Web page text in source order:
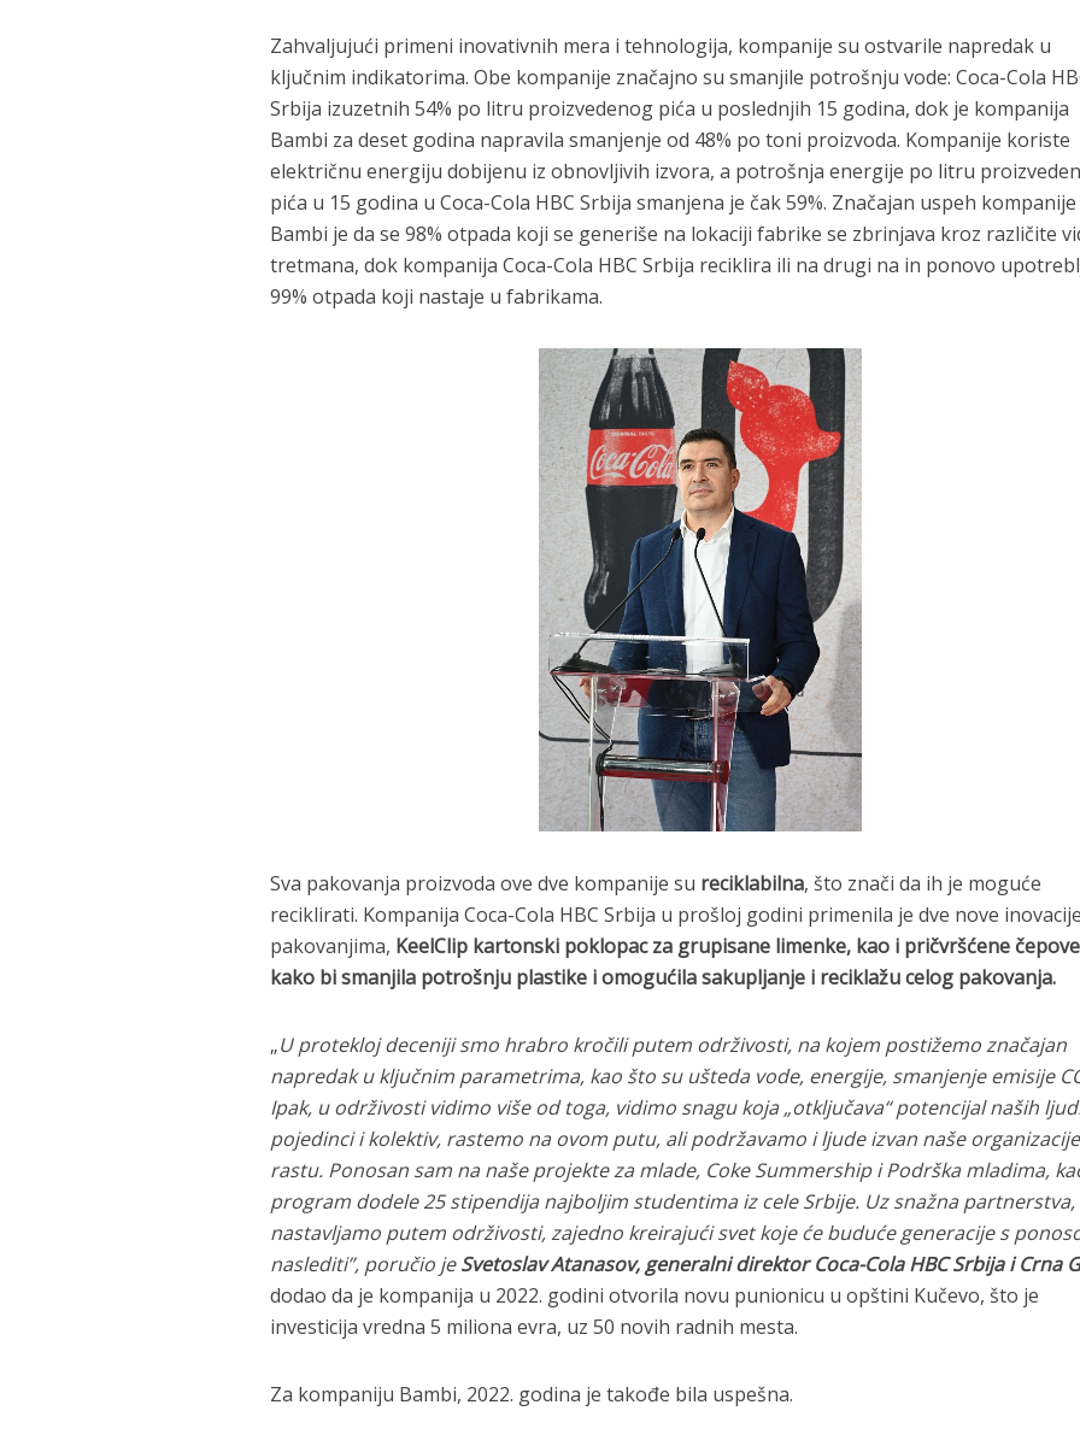
Zahvaljujući primeni inovativnih mera i tehnologija, kompanije su ostvarile napredak u
ključnim indikatorima. Obe kompanije značajno su smanjile potrošnju vode: Coca-Cola
Srbija izuzetnih 54% po litru proizvedenog pića u poslednjih 15 godina, dok je kompanija
Bambi za deset godina napravila smanjenje od 48% po toni proizvoda. Kompanije koriste
električnu energiju dobijenu iz obnovljivih izvora, a potrošnja energije po litru
pića u 15 godina u Coca-Cola HBC Srbija smanjena je čak 59%. Značajan uspeh kompanije
Bambi je da se 98% otpada koji se generiše na lokaciji fabrike se zbrinjava kroz različite
tretmana, dok kompanija Coca-Cola HBC Srbija reciklira ili na drugi na in ponovo
99% otpada koji nastaje u fabrikama.
Sva pakovanja proizvoda ove dve kompanije su reciklabilna, što znači da ih je moguće
reciklirati. Kompanija Coca-Cola HBC Srbija u prošloj godini primenila je dve nove
pakovanjima, KeelClip kartonski poklopac za grupisane limenke, kao i pričvršćene
kako bi smanjila potrošnju plastike i omogućila sakupljanje i reciklažu celog pakovanja.
„U protekloj deceniji smo hrabro kročili putem održivosti, na kojem postižemo značajan
napredak u ključnim parametrima, kao što su ušteda vode, energije, smanjenje emisije
Ipak, u održivosti vidimo više od toga, vidimo snagu koja „otključava“ potencijal naših
pojedinci i kolektiv, rastemo na ovom putu, ali podržavamo i ljude izvan naše
rastu. Ponosan sam na naše projekte za mlade, Coke Summership i Podrška mladima,
program dodele 25 stipendija najboljim studentima iz cele Srbije. Uz snažna partnerstva,
nastavljamo putem održivosti, zajedno kreirajući svet koje će buduće generacije s
naslediti”, poručio jeSvetoslav Atanasov, generalni direktor Coca-Cola HBC Srbija i Crna
dodao da je kompanija u 2022. godini otvorila novu punionicu u opštini Kučevo, što je
investicija vredna 5 miliona evra, uz 50 novih radnih mesta.
Za kompaniju Bambi, 2022. godina je takođe bila uspešna.